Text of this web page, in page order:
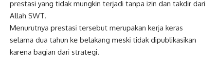
prestasi yang tidak mungkin terjadi tanpa izin dan takdir dari
Allah SWT.
Menurutnya prestasi tersebut merupakan kerja keras
selama dua tahun ke belakang meski tidak dipublikasikan
karena bagian dari strategi.